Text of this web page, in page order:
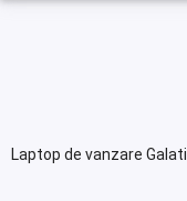
Laptop de vanzare Galati